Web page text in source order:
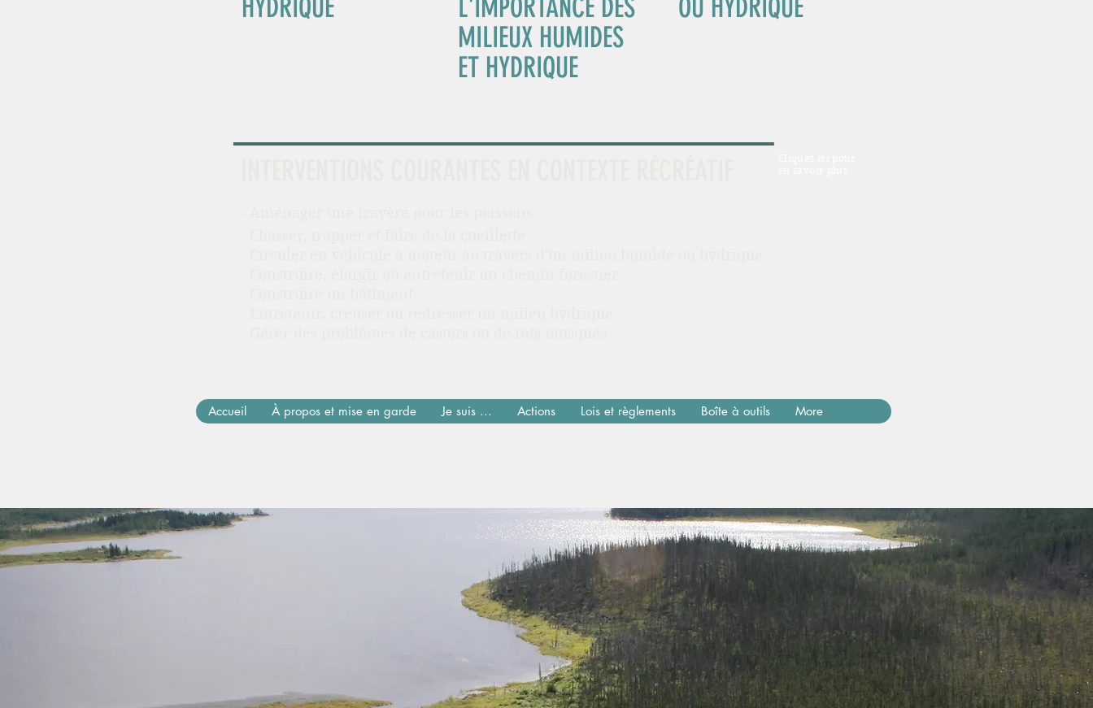
L'IMPORTANCE DES
MILIEUX HUMIDES
ET HYDRIQUE
HYDRIQUE
OU HYDRIQUE
Accueil À propos et mise en garde Je suis ... Actions Lois et règlements Boîte à outils More
Copyright © Bureau d'Écologie Appliquée 2021 - Tous droits réservés